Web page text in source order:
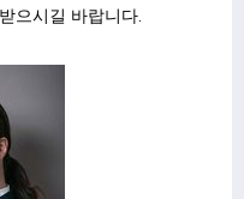
으시길 바랍니다.